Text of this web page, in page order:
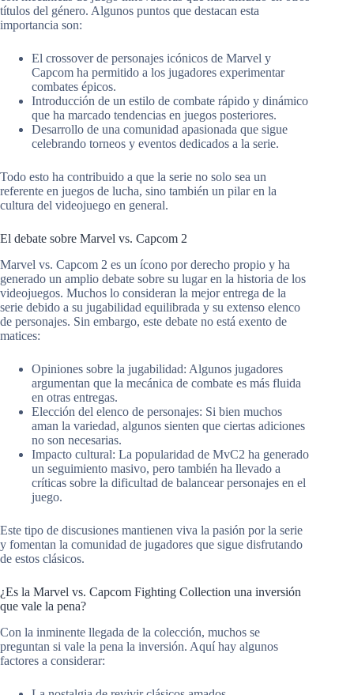
títulos del género. Algunos puntos que destacan esta
importancia son:
El crossover de personajes icónicos de Marvel y
Capcom ha permitido a los jugadores experimentar
combates épicos.
Introducción de un estilo de combate rápido y dinámico
que ha marcado tendencias en juegos posteriores.
Desarrollo de una comunidad apasionada que sigue
celebrando torneos y eventos dedicados a la serie.
Todo esto ha contribuido a que la serie no solo sea un
referente en juegos de lucha, sino también un pilar en la
cultura del videojuego en general.
El debate sobre Marvel vs. Capcom 2
Marvel vs. Capcom 2 es un ícono por derecho propio y ha
generado un amplio debate sobre su lugar en la historia de los
videojuegos. Muchos lo consideran la mejor entrega de la
serie debido a su jugabilidad equilibrada y su extenso elenco
de personajes. Sin embargo, este debate no está exento de
matices:
Opiniones sobre la jugabilidad: Algunos jugadores
argumentan que la mecánica de combate es más fluida
en otras entregas.
Elección del elenco de personajes: Si bien muchos
aman la variedad, algunos sienten que ciertas adiciones
no son necesarias.
Impacto cultural: La popularidad de MvC2 ha generado
un seguimiento masivo, pero también ha llevado a
críticas sobre la dificultad de balancear personajes en el
juego.
Este tipo de discusiones mantienen viva la pasión por la serie
y fomentan la comunidad de jugadores que sigue disfrutando
de estos clásicos.
¿Es la Marvel vs. Capcom Fighting Collection una inversión
que vale la pena?
Con la inminente llegada de la colección, muchos se
preguntan si vale la pena la inversión. Aquí hay algunos
factores a considerar: